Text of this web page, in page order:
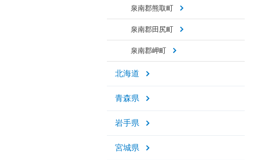
泉南郡熊取町
泉南郡田尻町
泉南郡岬町
北海道
青森県
岩手県
宮城県